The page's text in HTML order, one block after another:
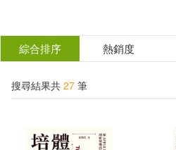
結
分類 (單選)
所有商品(27) 圖書(22)
家居生活(2)
綜合排序 熱銷度
搜尋結果共 27 筆